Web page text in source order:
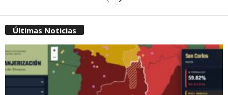
Últimas Noticias